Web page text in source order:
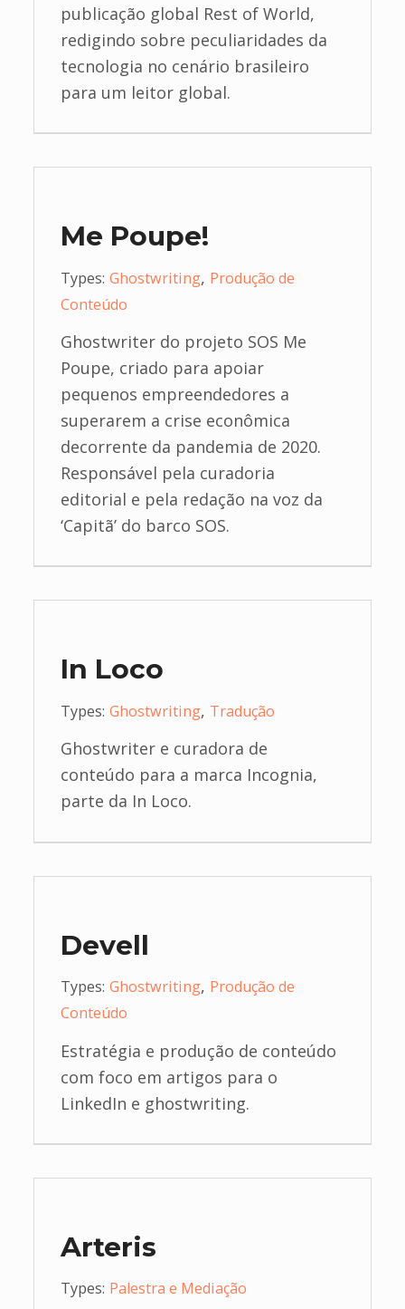
publicação global Rest of World,
redigindo sobre peculiaridades da
tecnologia no cenário brasileiro
para um leitor global.
Me Poupe!
Types: Ghostwriting, Produção de
Conteúdo
Ghostwriter do projeto SOS Me
Poupe, criado para apoiar
pequenos empreendedores a
superarem a crise econômica
decorrente da pandemia de 2020.
Responsável pela curadoria
editorial e pela redação na voz da
‘Capitã’ do barco SOS.
In Loco
Types: Ghostwriting, Tradução
Ghostwriter e curadora de
conteúdo para a marca Incognia,
parte da In Loco.
Devell
Types: Ghostwriting, Produção de
Conteúdo
Estratégia e produção de conteúdo
com foco em artigos para o
LinkedIn e ghostwriting.
Arteris
Types: Palestra e Mediação